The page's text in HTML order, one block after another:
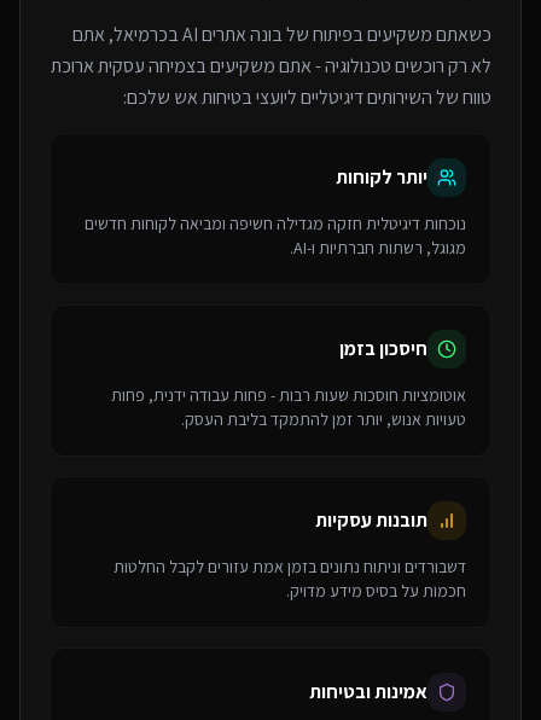
כשאתם משקיעים בפיתוח שלבונה אתרים AI בכרמיאל, אתם
לא רק רוכשים טכנולוגיה - אתם משקיעים בצמיחה עסקית ארוכת
טווח של השירותים דיגיטליים ליועצי בטיחות אש שלכם:
יותר לקוחות
נוכחות דיגיטלית חזקה מגדילה חשיפה ומביאה לקוחות חדשים
מגוגל, רשתות חברתיות ו-AI.
חיסכון בזמן
אוטומציות חוסכות שעות רבות - פחות עבודה ידנית, פחות
טעויות אנוש, יותר זמן להתמקד בליבת העסק.
תובנות עסקיות
דשבורדים וניתוח נתונים בזמן אמת עזורים לקבל החלטות
חכמות על בסיס מידע מדויק.
אמינות ובטיחות